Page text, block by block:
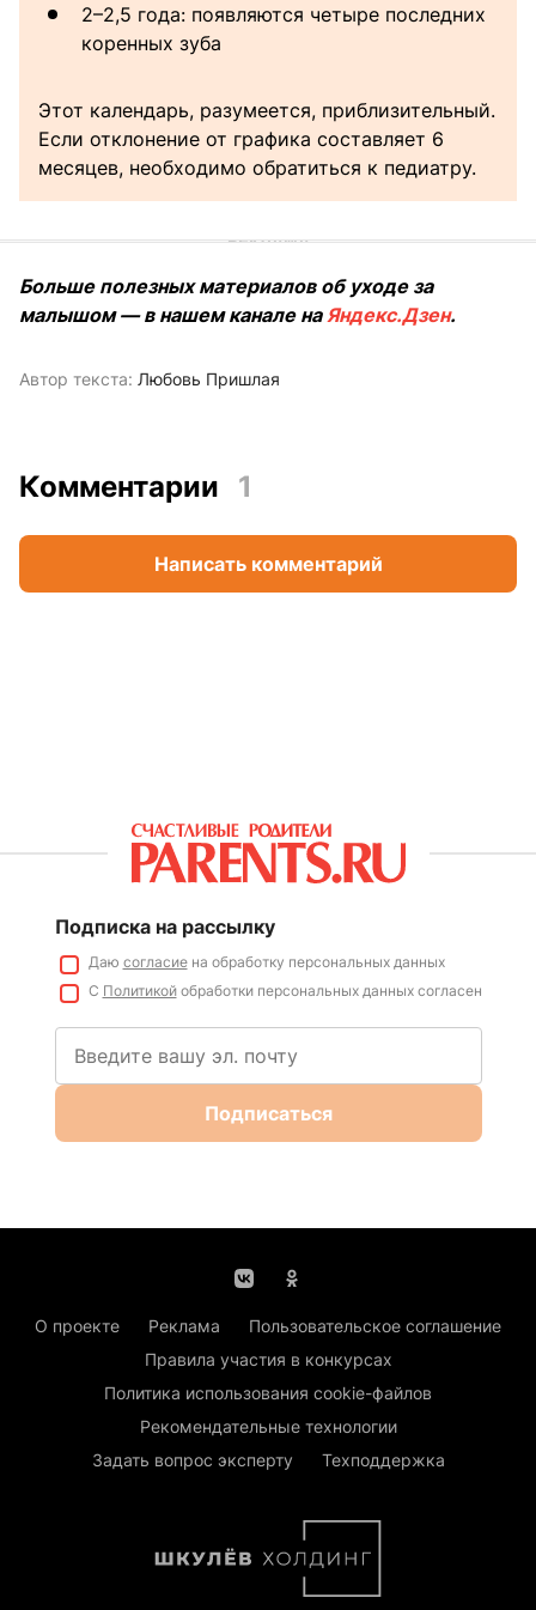
2–2,5 года: появляются четыре последних
коренных зуба
Этот календарь, разумеется, приблизительный.
Если отклонение от графика составляет 6
месяцев, необходимо обратиться к педиатру.
Больше полезных материалов об уходе за
малышом — в нашем канале на Яндекс.Дзен.
Автор текста: Любовь Пришлая
Комментарии 1
Написать комментарий
Подписка на рассылку
Даю согласиена обработку персональных данных
С Политикойобработки персональных данных согласен
Подписаться
О проекте Реклама
Пользовательское соглашение
Правила участия в конкурсах
Политика использования cookie-файлов
Рекомендательные технологии
Задать вопрос эксперту
Техподдержка